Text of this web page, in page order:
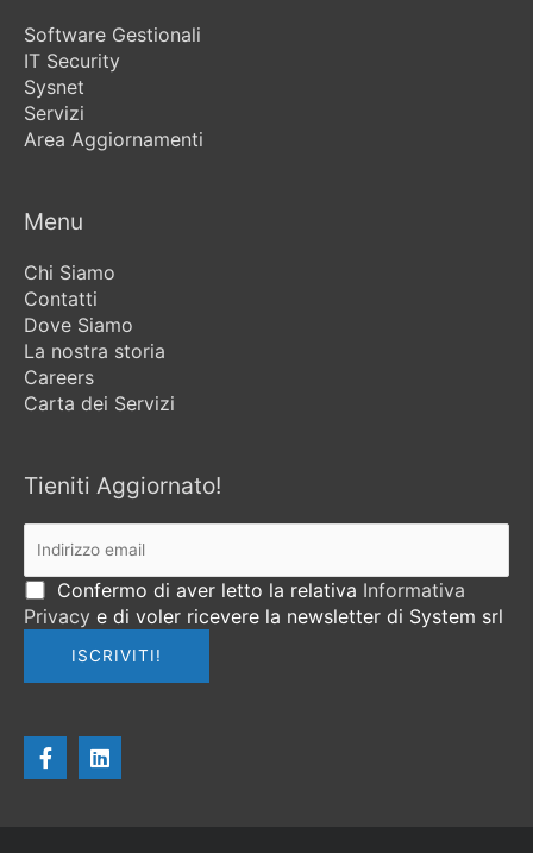
Software Gestionali
IT Security
Sysnet
Servizi
Area Aggiornamenti
Menu
Chi Siamo
Contatti
Dove Siamo
La nostra storia
Careers
Carta dei Servizi
Tieniti Aggiornato!
Confermo di aver letto la relativa Informativa
Privacy e di voler ricevere la newsletter di System srl
F
a
c
L
i
n